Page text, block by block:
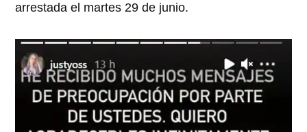
arrestada el martes 29 de junio.